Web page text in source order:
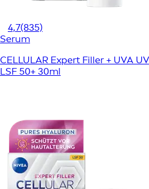
4,7(835)
Serum
CELLULAR Expert Filler + UVA
LSF 50+ 30ml